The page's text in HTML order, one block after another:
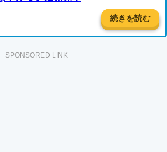
続きを読む
SPONSORED LINK